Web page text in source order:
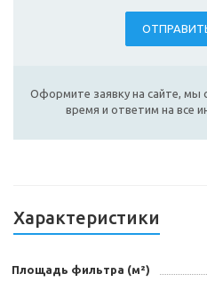
Оформите заявку на сайте, мы
время и ответим на все
Характеристики
Площадь фильтра (м²)